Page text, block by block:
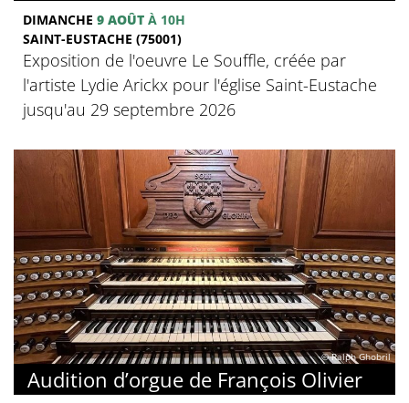
DIMANCHE 9 AOÛT À 10H
SAINT-EUSTACHE (75001)
Exposition de l'oeuvre Le Souffle, créée par
l'artiste Lydie Arickx pour l'église Saint-Eustache
jusqu'au 29 septembre 2026
© Ralph Ghobril
Audition d’orgue de François Olivier